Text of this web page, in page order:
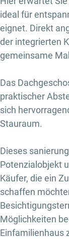
ideal für
eignet. Direkt
der integrierten
gemeinsame
Das
praktischer
sich
Stauraum.
Dieses
Potenzialobjekt
Käufer, die ein
schaffen
Möglichkeiten
Einfamilienhaus